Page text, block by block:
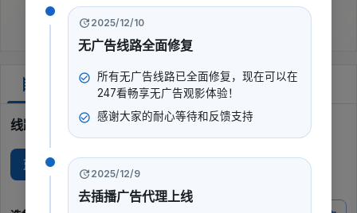
线路选择
蓝光I
2025/12/10
无广告线路全面修复
所有无广告线路已全面修复，现在可以在
247看畅享无广告观影体验！
感谢大家的耐心等待和反馈支持
2025/12/9
去插播广告代理上线